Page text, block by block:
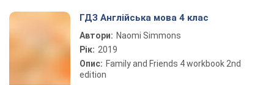
ГДЗ Англійська мова 4 клас
Автори: Naomi Simmons
Рік: 2019
Опис: Family and Friends 4 workbook 2nd
edition